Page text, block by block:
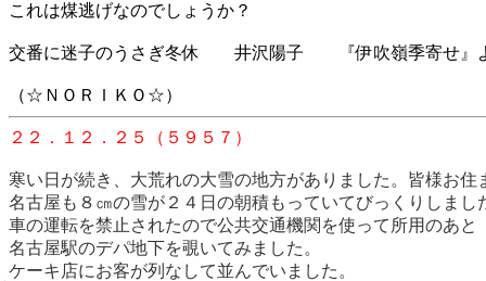
これは煤逃げなのでしょうか？
交番に迷子のうさぎ冬休 井沢陽子 『伊吹嶺季寄せ』
（☆ＮＯＲＩＫＯ☆）
２２．１２．２５（５９５７）
寒い日が続き、大荒れの大雪の地方がありました。皆様お住
名古屋も８㎝の雪が２４日の朝積もっていてびっくりしまし
車の運転を禁止されたので公共交通機関を使って所用のあと
名古屋駅のデパ地下を覗いてみました。
ケーキ店にお客が列なして並んでいました。